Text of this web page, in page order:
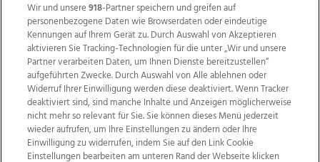
Wir und unsere918-Partner speichern und greifen auf
personenbezogene Daten wie Browserdaten oder eindeutige
Kennungen auf Ihrem Gerät zu. Durch Auswahl von Akzeptieren
aktivieren Sie Tracking-Technologien für die unter „Wir und unsere
Partner verarbeiten Daten, um Ihnen Dienste bereitzustellen“
aufgeführten Zwecke. Durch Auswahl von Alle ablehnen oder
Widerruf Ihrer Einwilligung werden diese deaktiviert. Wenn Tracker
deaktiviert sind, sind manche Inhalte und Anzeigen möglicherweise
nicht mehr so relevant für Sie. Sie können dieses Menü jederzeit
wieder aufrufen, um Ihre Einstellungen zu ändern oder Ihre
Einwilligung zu widerrufen, indem Sie auf den Link Cookie
Einstellungen bearbeiten am unteren Rand der Webseite klicken